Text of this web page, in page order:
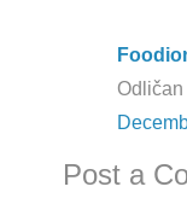
Odličan
Post a